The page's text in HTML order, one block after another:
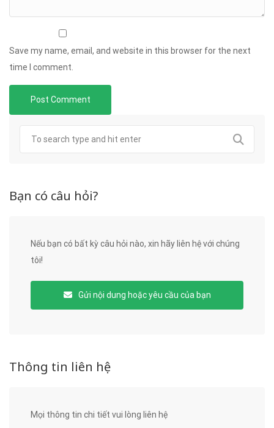
Save my name, email, and website in this browser for the next
time I comment.
Bạn có câu hỏi?
Nếu bạn có bất kỳ câu hỏi nào, xin hãy liên hệ với chúng
tôi!
Gửi nội dung hoặc yêu cầu của bạn
Thông tin liên hệ
Mọi thông tin chi tiết vui lòng liên hệ